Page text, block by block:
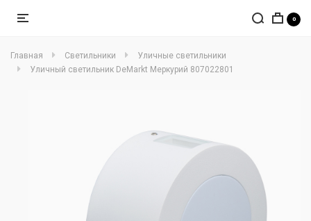
0
Главная Светильники
Уличные светильники
Уличный светильник DeMarkt Меркурий 807022801